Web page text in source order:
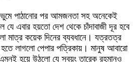
পাঠানোর পর আমজনতা সহ অনেকেই
যে এবার হয়তো দেশ থেকে চাঁদাবাজী দূর হবে
মাত্র কয়েক দিনের ব্যবধানে। যত্রতত্র
হতে লাগলো পেপার পত্রিকায়। মানুষ আবারো
হয়ে উঠলো যে স্বয়ং তারেক রহমানও